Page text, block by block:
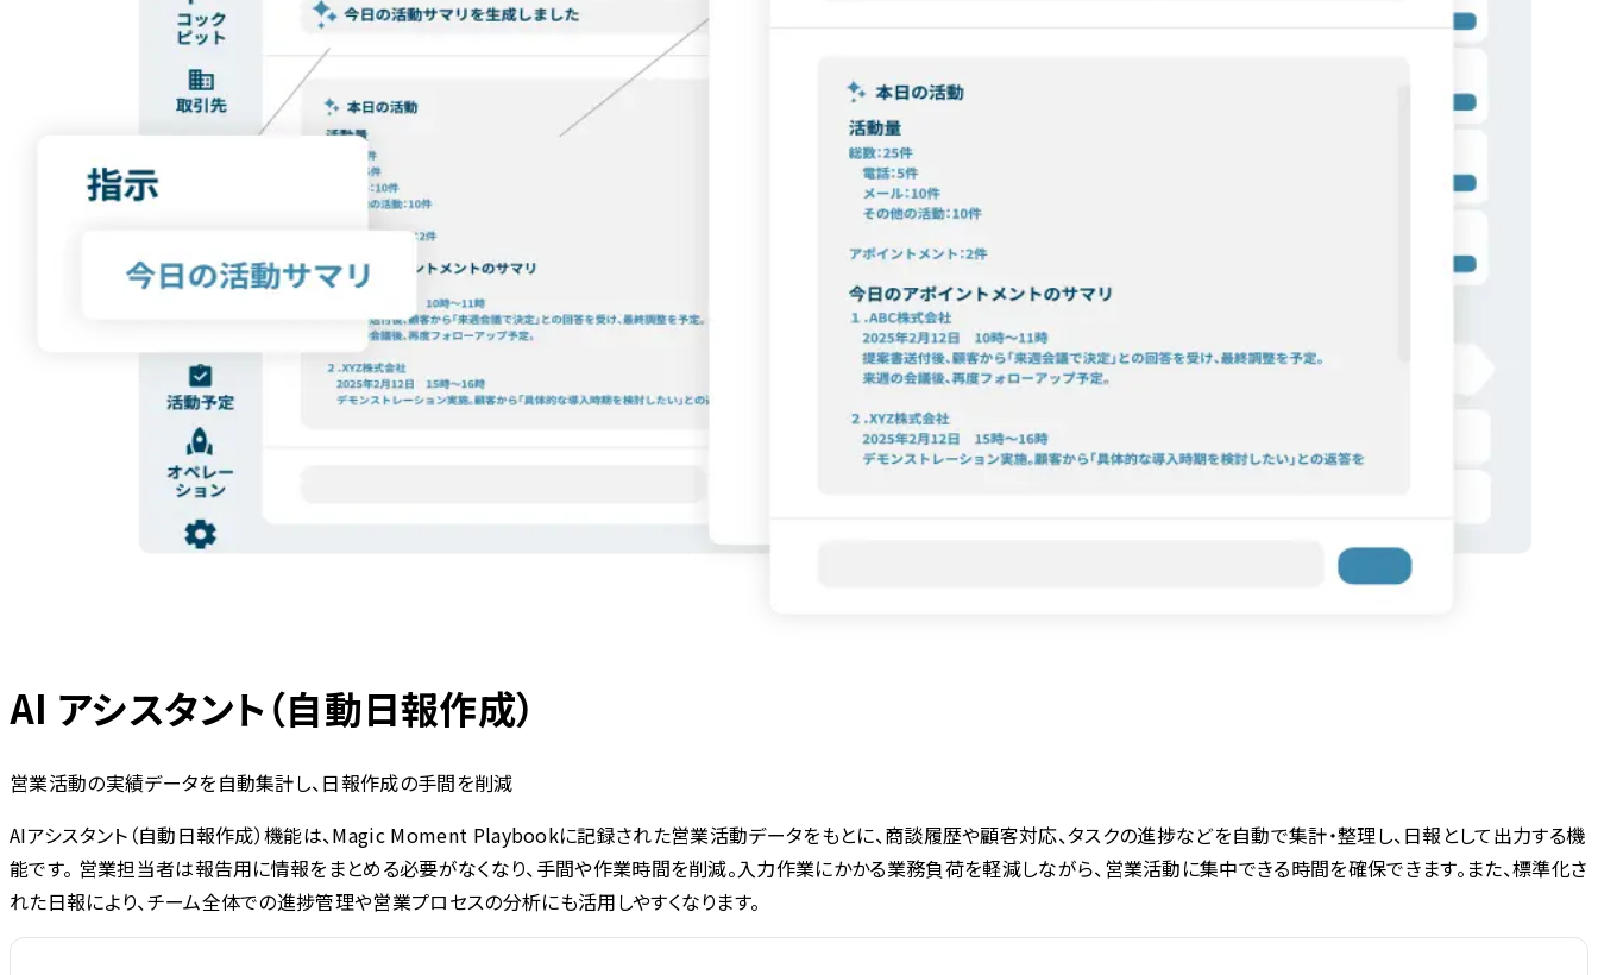
AI アシスタント（自動日報作成）
営業活動の実績データを自動集計し、日報作成の手間を削減
AIアシスタント（自動日報作成）機能は、Magic Moment Playbookに記録された営業活動データをもとに、商談履歴や顧客対応、タスクの進捗などを自動で集計・整理し、日報として出力する機
能です。 営業担当者は報告用に情報をまとめる必要がなくなり、手間や作業時間を削減。入力作業にかかる業務負荷を軽減しながら、営業活動に集中できる時間を確保できます。また、標準化さ
れた日報により、チーム全体での進捗管理や営業プロセスの分析にも活用しやすくなります。